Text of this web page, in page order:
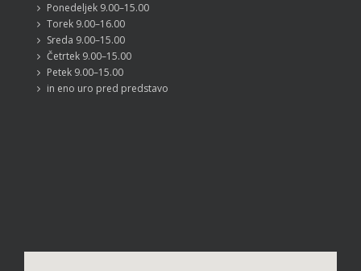
Ponedeljek 9.00–15.00
Torek 9.00–16.00
Sreda 9.00–15.00
Četrtek 9.00–15.00
Petek 9.00–15.00
in eno uro pred predstavo